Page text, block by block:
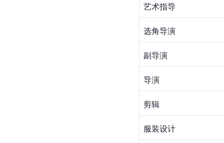
艺术指导
选角导演
副导演
导演
剪辑
服装设计